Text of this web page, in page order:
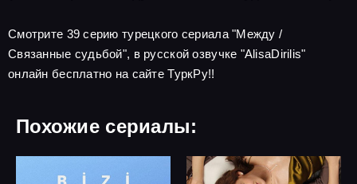
Смотрите 39 серию турецкого сериала "Между /
Связанные судьбой", в русской озвучке "AlisaDirilis"
онлайн бесплатно на сайте ТуркРу!!
Похожие сериалы: